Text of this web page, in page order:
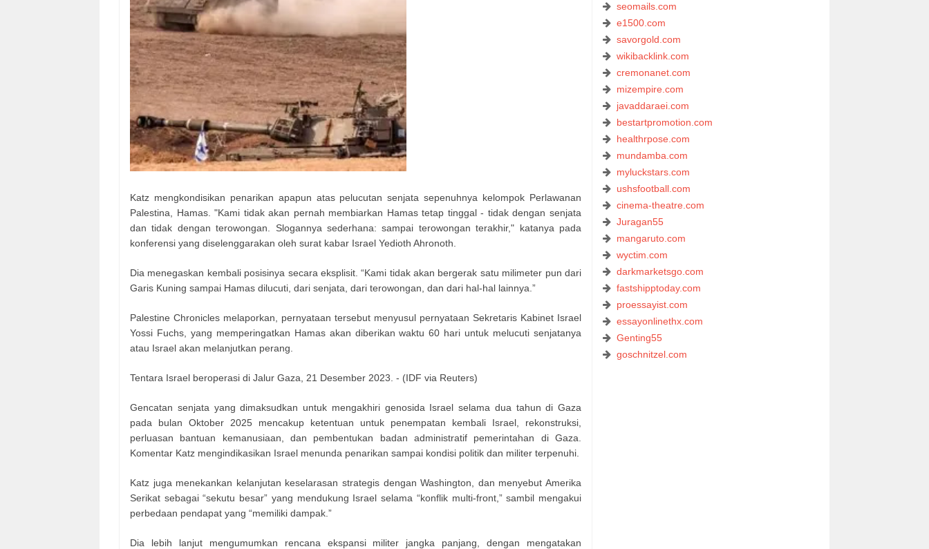
Katz mengkondisikan penarikan apapun atas pelucutan senjata sepenuhnya kelompok Perlawanan
Palestina, Hamas. "Kami tidak akan pernah membiarkan Hamas tetap tinggal - tidak dengan senjata
dan tidak dengan terowongan. Slogannya sederhana: sampai terowongan terakhir," katanya pada
konferensi yang diselenggarakan oleh surat kabar Israel Yedioth Ahronoth.
Dia menegaskan kembali posisinya secara eksplisit. “Kami tidak akan bergerak satu milimeter pun dari
Garis Kuning sampai Hamas dilucuti, dari senjata, dari terowongan, dan dari hal-hal lainnya.”
Palestine Chronicles melaporkan, pernyataan tersebut menyusul pernyataan Sekretaris Kabinet Israel
Yossi Fuchs, yang memperingatkan Hamas akan diberikan waktu 60 hari untuk melucuti senjatanya
atau Israel akan melanjutkan perang.
Tentara Israel beroperasi di Jalur Gaza, 21 Desember 2023. - (IDF via Reuters)
Gencatan senjata yang dimaksudkan untuk mengakhiri genosida Israel selama dua tahun di Gaza
pada bulan Oktober 2025 mencakup ketentuan untuk penempatan kembali Israel, rekonstruksi,
perluasan bantuan kemanusiaan, dan pembentukan badan administratif pemerintahan di Gaza.
Komentar Katz mengindikasikan Israel menunda penarikan sampai kondisi politik dan militer terpenuhi.
Katz juga menekankan kelanjutan keselarasan strategis dengan Washington, dan menyebut Amerika
Serikat sebagai “sekutu besar” yang mendukung Israel selama “konflik multi-front,” sambil mengakui
perbedaan pendapat yang “memiliki dampak.”
Dia lebih lanjut mengumumkan rencana ekspansi militer jangka panjang, dengan mengatakan
seomails.com
e1500.com
savorgold.com
wikibacklink.com
cremonanet.com
mizempire.com
javaddaraei.com
bestartpromotion.com
healthrpose.com
mundamba.com
myluckstars.com
ushsfootball.com
cinema-theatre.com
Juragan55
mangaruto.com
wyctim.com
darkmarketsgo.com
fastshipptoday.com
proessayist.com
essayonlinethx.com
Genting55
goschnitzel.com